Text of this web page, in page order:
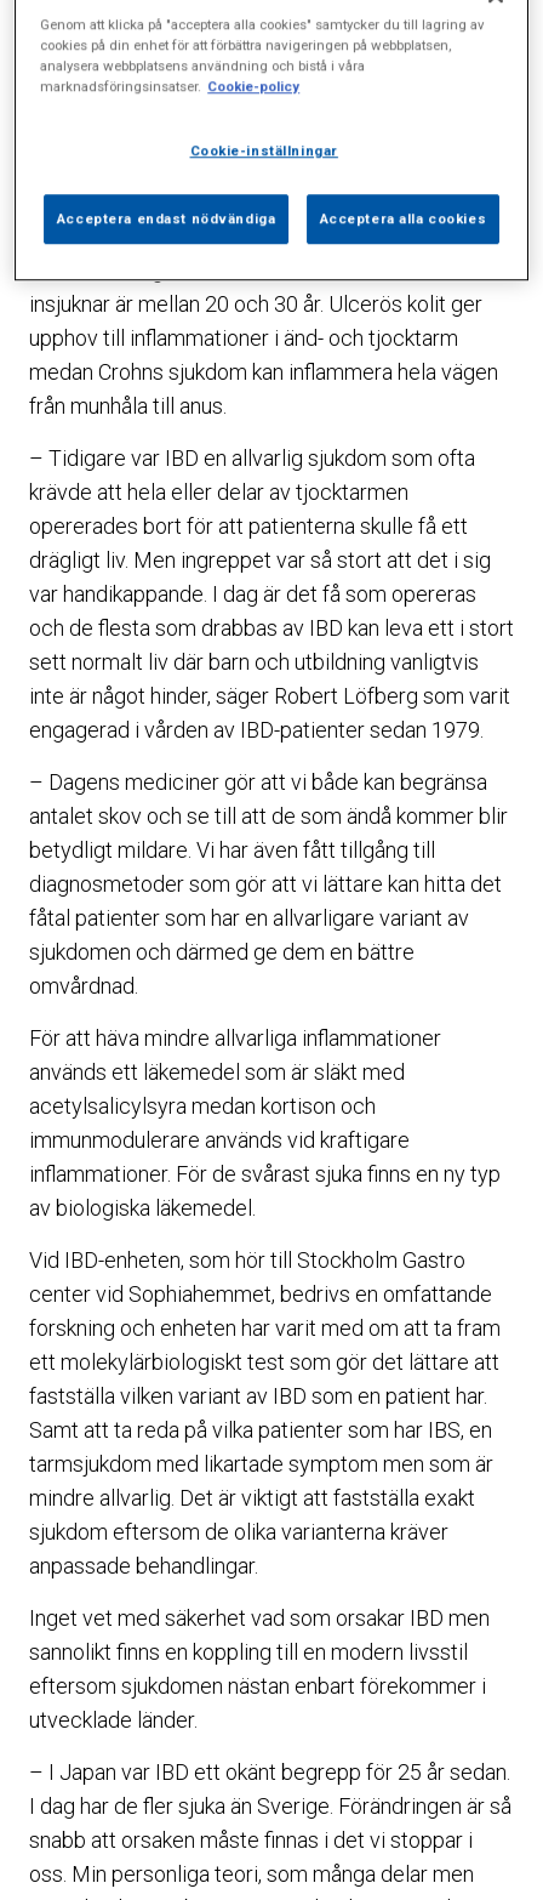
betrakta IBD som en folksjukdom, säger professor
Robert Löfberg som är verksamhetschef för IBD-
enheten på Sophiahemmet.
sjukdom är de vanligaste. Gemensamt är för
insjuknar är mellan 20 och 30 år. Ulcerös kolit ger
upphov till inflammationer i änd- och tjocktarm
medan Crohns sjukdom kan inflammera hela vägen
från munhåla till anus.
– Tidigare var IBD en allvarlig sjukdom som ofta
krävde att hela eller delar av tjocktarmen
opererades bort för att patienterna skulle få ett
drägligt liv. Men ingreppet var så stort att det i sig
var handikappande. I dag är det få som opereras
och de flesta som drabbas av IBD kan leva ett i stort
sett normalt liv där barn och utbildning vanligtvis
inte är något hinder, säger Robert Löfberg som varit
engagerad i vården av IBD-patienter sedan 1979.
– Dagens mediciner gör att vi både kan begränsa
antalet skov och se till att de som ändå kommer blir
betydligt mildare. Vi har även fått tillgång till
diagnosmetoder som gör att vi lättare kan hitta det
fåtal patienter som har en allvarligare variant av
sjukdomen och därmed ge dem en bättre
omvårdnad.
För att häva mindre allvarliga inflammationer
används ett läkemedel som är släkt med
acetylsalicylsyra medan kortison och
immunmodulerare används vid kraftigare
inflammationer. För de svårast sjuka finns en ny typ
av biologiska läkemedel.
Vid IBD-enheten, som hör till Stockholm Gastro
center vid Sophiahemmet, bedrivs en omfattande
forskning och enheten har varit med om att ta fram
ett molekylärbiologiskt test som gör det lättare att
fastställa vilken variant av IBD som en patient har.
Samt att ta reda på vilka patienter som har IBS, en
tarmsjukdom med likartade symptom men som är
mindre allvarlig. Det är viktigt att fastställa exakt
sjukdom eftersom de olika varianterna kräver
anpassade behandlingar.
Inget vet med säkerhet vad som orsakar IBD men
sannolikt finns en koppling till en modern livsstil
eftersom sjukdomen nästan enbart förekommer i
utvecklade länder.
– I Japan var IBD ett okänt begrepp för 25 år sedan.
I dag har de fler sjuka än Sverige. Förändringen är så
snabb att orsaken måste finnas i det vi stoppar i
oss. Min personliga teori, som många delar men
Genom att klicka på "acceptera alla cookies" samtycker du till lagring av
cookies på din enhet för att förbättra navigeringen på webbplatsen,
analysera webbplatsens användning och bistå i våra
marknadsföringsinsatser. Cookie-policy
Cookie-inställningar
Acceptera endast nödvändiga Acceptera alla cookies